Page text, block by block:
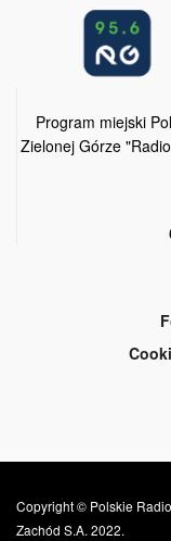
Program miejski
Zielonej Górze
Copyright © Polskie
Zachód S.A. 2022.